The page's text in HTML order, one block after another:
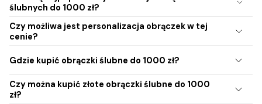
próby 333, często w węższej szerokości oraz delikatnej wersji.
ślubnych do 1000 zł?
Najczęściej wybierane to obrączki ze złota próby 333 w
żółtym złocie.
Czy możliwa jest personalizacja obrączek w tej
cenie?
Tak, wiele modeli umożliwia bezpłatne wykonanie graweru
oraz wybór wykończenia (mat, połysk, nacięcie).
Gdzie kupić obrączki ślubne do 1000 zł?
Tanie obrączki ślubne można znaleźć w sklepach
internetowych, salonach jubilerskich oraz u producentów
Czy można kupić złote obrączki ślubne do 1000
zł?